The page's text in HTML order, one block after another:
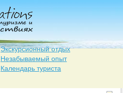
Экскурсионный отдых
Незабываемый опыт
Календарь туриста